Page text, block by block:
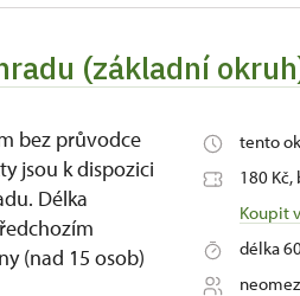
(základní
bez průvodce
jsou k dispozici
Délka
(nad 15 osob)
tento
180
Koupit
délka